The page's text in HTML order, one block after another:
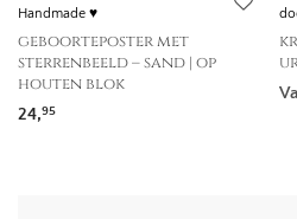
Handmade ♥
geboorteposter met
sterrenbeeld – sand | op
houten blok
24,95